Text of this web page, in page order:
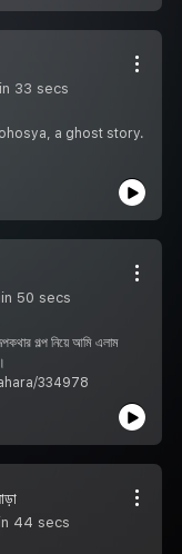
33 secs
a ghost story.
50 secs
গল্প নিয়ে আমি এলাম
334978
44 secs